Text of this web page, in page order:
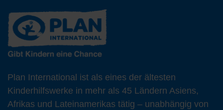
Plan International ist als eines der ältesten
Kinderhilfswerke in mehr als 45 Ländern Asiens,
Afrikas und Lateinamerikas tätig – unabhängig von